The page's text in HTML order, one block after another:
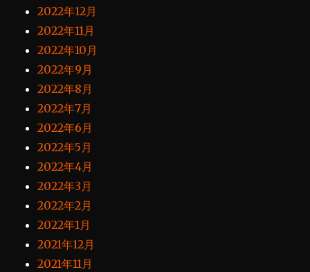
2022年12月
2022年11月
2022年10月
2022年9月
2022年8月
2022年7月
2022年6月
2022年5月
2022年4月
2022年3月
2022年2月
2022年1月
2021年12月
2021年11月